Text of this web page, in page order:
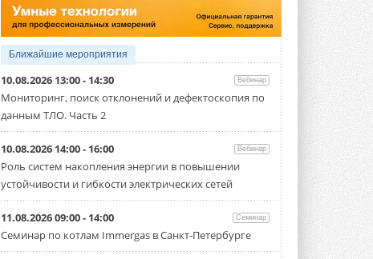
солнечной генерацией и
накопителем снижают
потребление на 60%
Исследователи из Италии установили ...
4 АВГУСТА 2026
«РУСКЛИМАТ Fest 2026» в Уфе
собрал свыше 700 профи
климатической отрасли
Организатором выступил торгово-
производственный холдинг ...
«Датарк» испытал модульный
ЦОД с плотностью 54 кВт на
стойку
Испытания прошли на собственной
производственной площадке и были ...
3 АВГУСТА 2026
Ближайшие мероприятия
10.08.2026 13:00 - 14:30 Вебинар
Мониторинг, поиск отклонений и дефектоскопия по
данным ТЛО. Часть 2
10.08.2026 14:00 - 16:00 Вебинар
Роль систем накопления энергии в повышении
устойчивости и гибкости электрических сетей
11.08.2026 09:00 - 14:00 Семинар
Семинар по котлам Immergas в Санкт-Петербурге